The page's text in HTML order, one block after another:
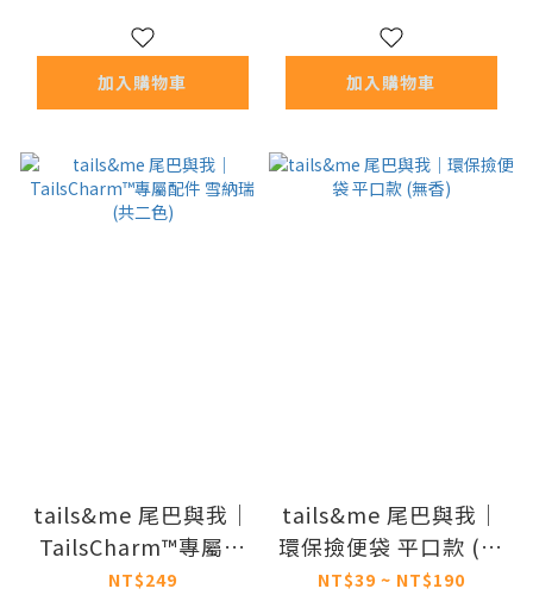
加入購物車 加入購物車
tails&me 尾巴與我｜
TailsCharm™專屬配
件 雪納瑞 (共二色)
NT$249
tails&me 尾巴與我｜
環保撿便袋 平口款 (無
香)
NT$39 ~ NT$190